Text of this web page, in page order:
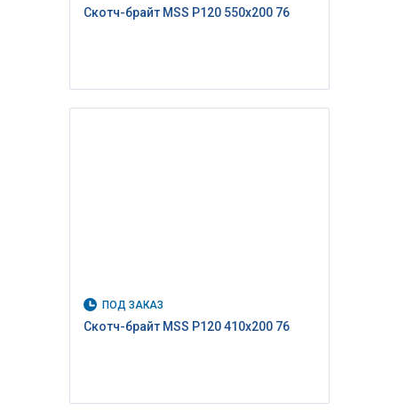
Скотч-брайт MSS P120 550х200 76
ПОД ЗАКАЗ
Скотч-брайт MSS P120 410х200 76